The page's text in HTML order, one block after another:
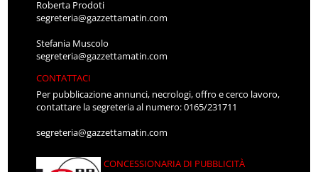
Roberta Prodoti
segreteria@gazzettamatin.com
Stefania Muscolo
segreteria@gazzettamatin.com
CONTATTACI
Per pubblicazione annunci, necrologi, offro e cerco lavoro,
contattare la segreteria al numero: 0165/231711
segreteria@gazzettamatin.com
CONCESSIONARIA DI PUBBLICITÀ